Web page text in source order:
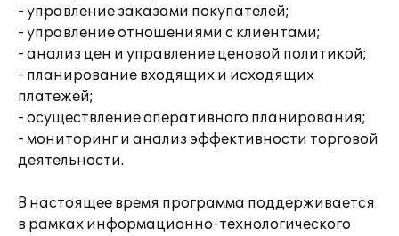
- управление заказами покупателей;
- управление отношениями с клиентами;
- анализ цен и управление ценовой политикой;
- планирование входящих и исходящих
платежей;
- осуществление оперативного планирования;
- мониторинг и анализ эффективности торговой
деятельности.
В настоящее время программа поддерживается
в рамках информационно-технологического